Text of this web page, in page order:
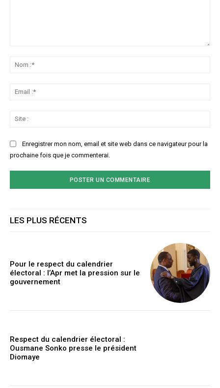
Enregistrer mon nom, email et site web dans ce navigateur pour la
prochaine fois que je commenterai.
LES PLUS RÉCENTS
Pour le respect du calendrier
électoral : l’Apr met la pression sur le
gouvernement
Respect du calendrier électoral :
Ousmane Sonko presse le président
Diomaye